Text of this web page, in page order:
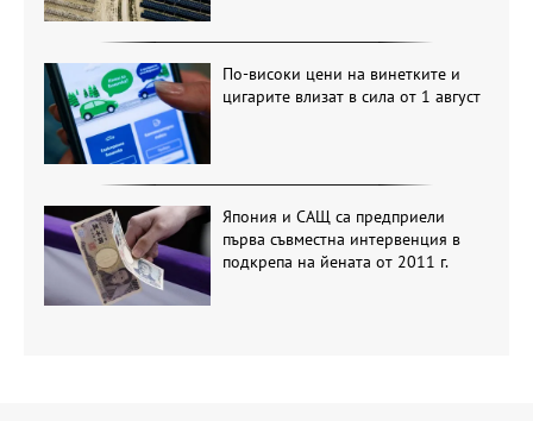
По-високи цени на винетките и
цигарите влизат в сила от 1 август
Япония и САЩ са предприели
първа съвместна интервенция в
подкрепа на йената от 2011 г.